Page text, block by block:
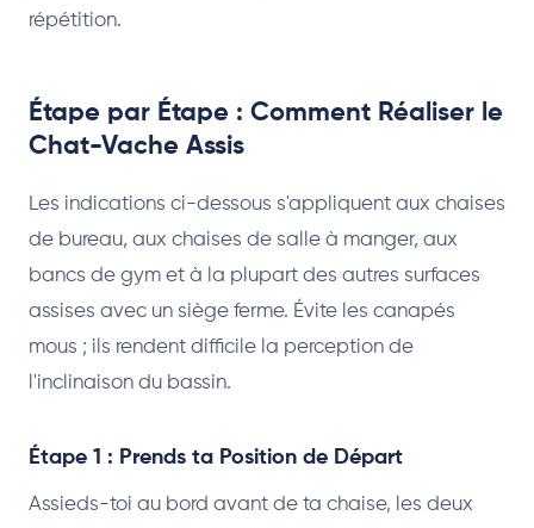
répétition.
Étape par Étape : Comment Réaliser le
Chat-Vache Assis
Les indications ci-dessous s'appliquent aux chaises
de bureau, aux chaises de salle à manger, aux
bancs de gym et à la plupart des autres surfaces
assises avec un siège ferme. Évite les canapés
mous ; ils rendent difficile la perception de
l'inclinaison du bassin.
Étape 1 : Prends ta Position de Départ
Assieds-toi au bord avant de ta chaise, les deux